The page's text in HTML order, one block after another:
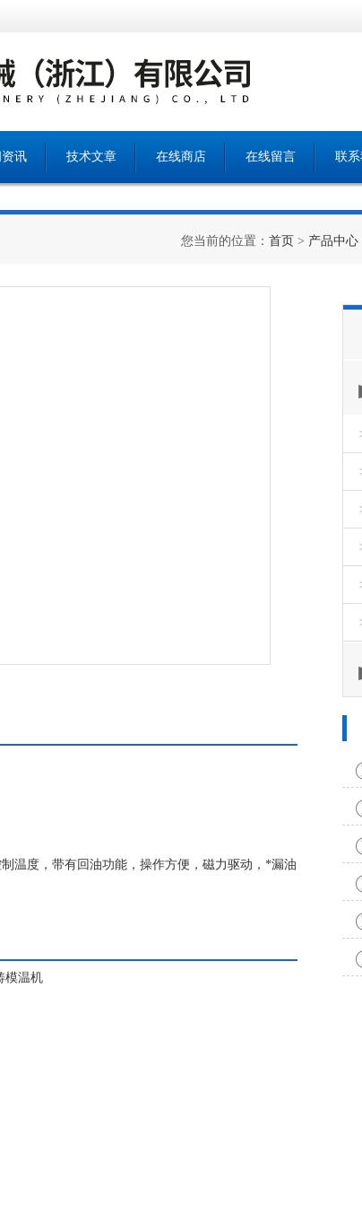
讯 技术文章 在线商店 在线留言 联系
您当前的位置： 首页 > 产品中心
温度，带有回油功能，操作方便，磁力驱动，*漏油
模温机